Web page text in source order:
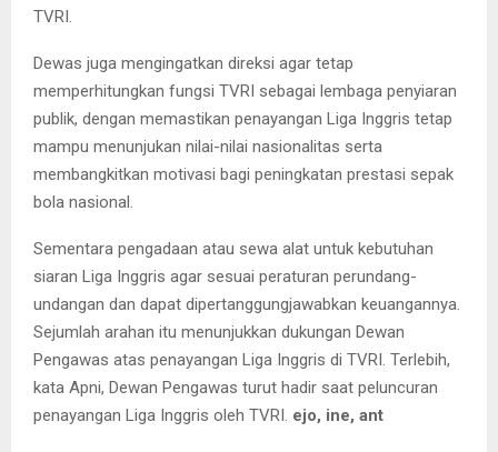
TVRI.
Dewas juga mengingatkan direksi agar tetap
memperhitungkan fungsi TVRI sebagai lembaga penyiaran
publik, dengan memastikan penayangan Liga Inggris tetap
mampu menunjukan nilai-nilai nasionalitas serta
membangkitkan motivasi bagi peningkatan prestasi sepak
bola nasional.
Sementara pengadaan atau sewa alat untuk kebutuhan
siaran Liga Inggris agar sesuai peraturan perundang-
undangan dan dapat dipertanggungjawabkan keuangannya.
Sejumlah arahan itu menunjukkan dukungan Dewan
Pengawas atas penayangan Liga Inggris di TVRI. Terlebih,
kata Apni, Dewan Pengawas turut hadir saat peluncuran
penayangan Liga Inggris oleh TVRI. ejo, ine, ant